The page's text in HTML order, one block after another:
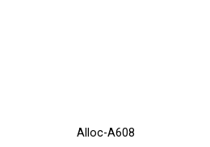
Alloc-A608